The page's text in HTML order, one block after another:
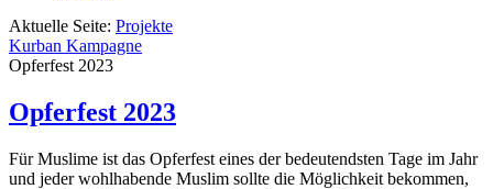
Aktuelle Seite: Projekte
Kurban Kampagne
Opferfest 2023
Opferfest 2023
Für Muslime ist das Opferfest eines der bedeutendsten Tage im Jahr
und jeder wohlhabende Muslim sollte die Möglichkeit bekommen,